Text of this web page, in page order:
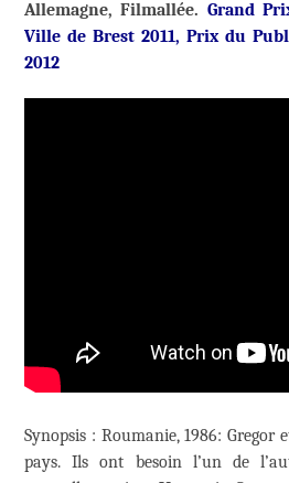
Allemagne, Filmallée. Grand
Ville de Brest 2011, Prix du
2012
Synopsis : Roumanie, 1986: Gregor
pays. Ils ont besoin l’un de